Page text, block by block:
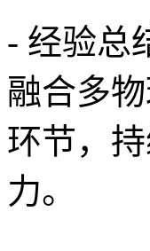
- 经验总
融合多
环节，
力。